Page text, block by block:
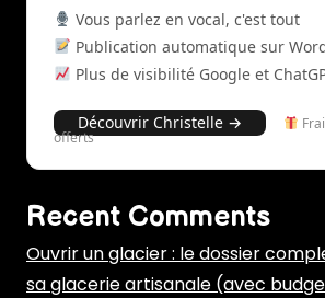
Vous parlez en vocal, c'est tout
Publication automatique sur
Plus de visibilité Google et
Découvrir Christelle →
offerts
Recent Comments
Ouvrir un glacier : le dossier
sa glacerie artisanale (avec